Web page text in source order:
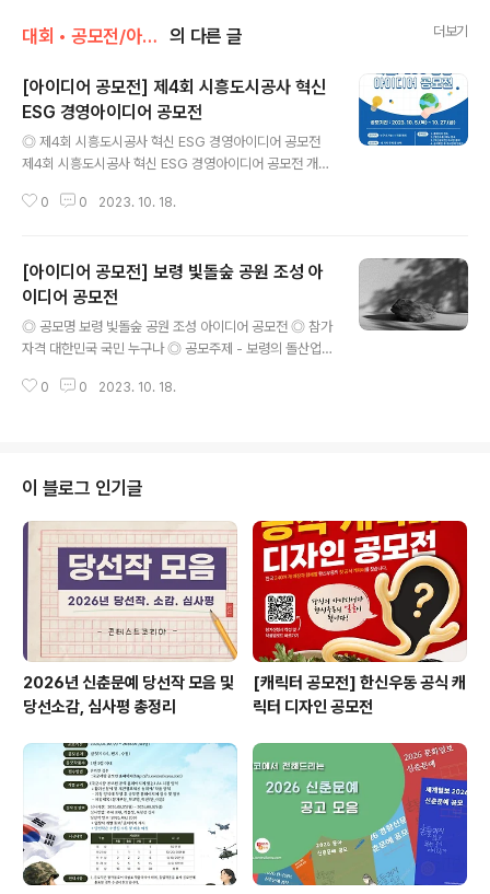
대회 • 공모전/아이디어 • 제안 의 다른 글 더보기
[아이디어 공모전] 제4회 시흥도시공사 혁신
ESG 경영아이디어 공모전
◎ 제4회 시흥도시공사 혁신 ESG 경영아이디어 공모전
제4회 시흥도시공사 혁신 ESG 경영아이디어 공모전 개최
27.(금) 18:00 - 결과발표 : 11~12월 말 홈페이지 게시 및
유경제 아이디어 4. 지역상생 및 협력을 위한 전략적 사회
공헌활동 아이디어 ◎ 공모자격 - 시흥도시공사에 관심 있
는 누구나 ※ 팀으로 참여하는 경우, 대표자 포함 4명 이하
로 구성 ◎ 접수방법 공사 홈페이지( https://www.shsi.
or.kr ) → 열린소통 → 혁신 아이디어 공모전 → 제출서류
다운로드 및 작성..
0 0 2023. 10. 18.
[아이디어 공모전] 보령 빛돌숲 공원 조성 아
이디어 공모전
◎ 공모명 보령 빛돌숲 공원 조성 아이디어 공모전 ◎ 참가
자격 대한민국 국민 누구나 ◎ 공모주제 - 보령의 돌산업
- 다양한 분야(도시, 건축, 조경, 전시, 문화, 디자인 등)의
0~10. 13.(금) 18:00까지 - 질의 접수: '23. 10. 04.(수)
09:00~10. 10.(화) 18:00까지 - 질의 응답: '23. 10. 12.
(목) 17:00 * 질의회신 보령시 누리집(하단 실과별·직속기
관) - 관광과 - 공지사항 게시 - 작품 접..
0 0 2023. 10. 18.
이 블로그 인기글
2026년 신춘문예 당선작 모음 및
당선소감, 심사평 총정리
[캐릭터 공모전] 한신우동 공식 캐
릭터 디자인 공모전